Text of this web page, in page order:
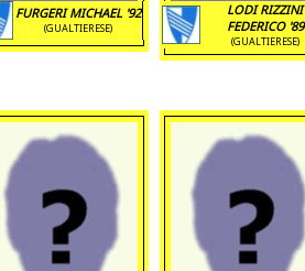
FURGERI MICHAEL '92
(GUALTIERESE)
LODI RIZZINI
FEDERICO '89
(GUALTIERESE)